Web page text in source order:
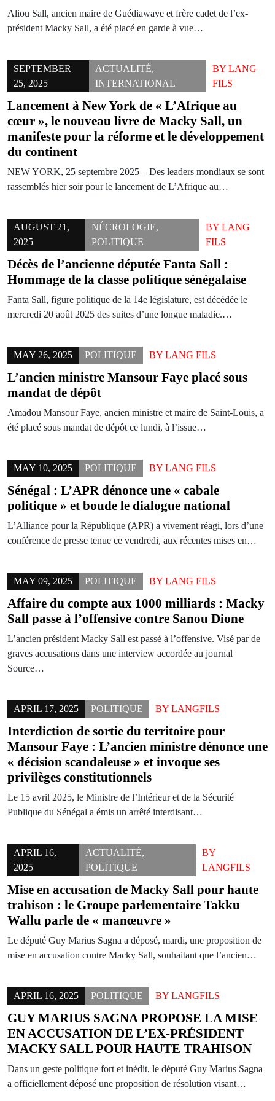
Aliou Sall, ancien maire de Guédiawaye et frère cadet de l’ex-
président Macky Sall, a été placé en garde à vue…
SEPTEMBER
25, 2025
ACTUALITÉ,
INTERNATIONAL
BY LANG
FILS
Lancement à New York de « L’Afrique au
cœur », le nouveau livre de Macky Sall, un
manifeste pour la réforme et le développement
du continent
NEW YORK, 25 septembre 2025 – Des leaders mondiaux se sont
rassemblés hier soir pour le lancement de L’Afrique au…
AUGUST 21,
2025
NÉCROLOGIE,
POLITIQUE
BY LANG
FILS
Décès de l’ancienne députée Fanta Sall :
Hommage de la classe politique sénégalaise
Fanta Sall, figure politique de la 14e législature, est décédée le
mercredi 20 août 2025 des suites d’une longue maladie.…
MAY 26, 2025 POLITIQUE BY LANG FILS
L’ancien ministre Mansour Faye placé sous
mandat de dépôt
Amadou Mansour Faye, ancien ministre et maire de Saint-Louis, a
été placé sous mandat de dépôt ce lundi, à l’issue…
MAY 10, 2025 POLITIQUE BY LANG FILS
Sénégal : L’APR dénonce une « cabale
politique » et boude le dialogue national
L’Alliance pour la République (APR) a vivement réagi, lors d’une
conférence de presse tenue ce vendredi, aux récentes mises en…
MAY 09, 2025 POLITIQUE BY LANG FILS
Affaire du compte aux 1000 milliards : Macky
Sall passe à l’offensive contre Sanou Dione
L’ancien président Macky Sall est passé à l’offensive. Visé par de
graves accusations dans une interview accordée au journal
Source…
APRIL 17, 2025 POLITIQUE BY LANGFILS
Interdiction de sortie du territoire pour
Mansour Faye : L’ancien ministre dénonce une
« décision scandaleuse » et invoque ses
privilèges constitutionnels
Le 15 avril 2025, le Ministre de l’Intérieur et de la Sécurité
Publique du Sénégal a émis un arrêté interdisant…
APRIL 16,
2025
ACTUALITÉ,
POLITIQUE
BY
LANGFILS
Mise en accusation de Macky Sall pour haute
trahison : le Groupe parlementaire Takku
Wallu parle de « manœuvre »
Le député Guy Marius Sagna a déposé, mardi, une proposition de
mise en accusation contre Macky Sall, souhaitant que l’ancien…
APRIL 16, 2025 POLITIQUE BY LANGFILS
GUY MARIUS SAGNA PROPOSE LA MISE
EN ACCUSATION DE L’EX-PRÉSIDENT
MACKY SALL POUR HAUTE TRAHISON
Dans un geste politique fort et inédit, le député Guy Marius Sagna
a officiellement déposé une proposition de résolution visant…